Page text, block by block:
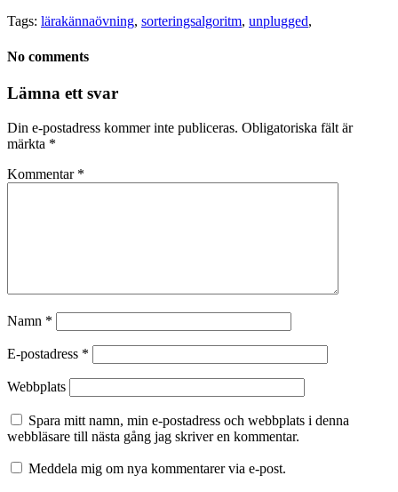
Tags: lärakännaövning, sorteringsalgoritm, unplugged,
No comments
Lämna ett svar
Din e-postadress kommer inte publiceras. Obligatoriska fält är
märkta *
Kommentar *
Namn *
E-postadress *
Webbplats
Spara mitt namn, min e-postadress och webbplats i denna
webbläsare till nästa gång jag skriver en kommentar.
Meddela mig om nya kommentarer via e-post.